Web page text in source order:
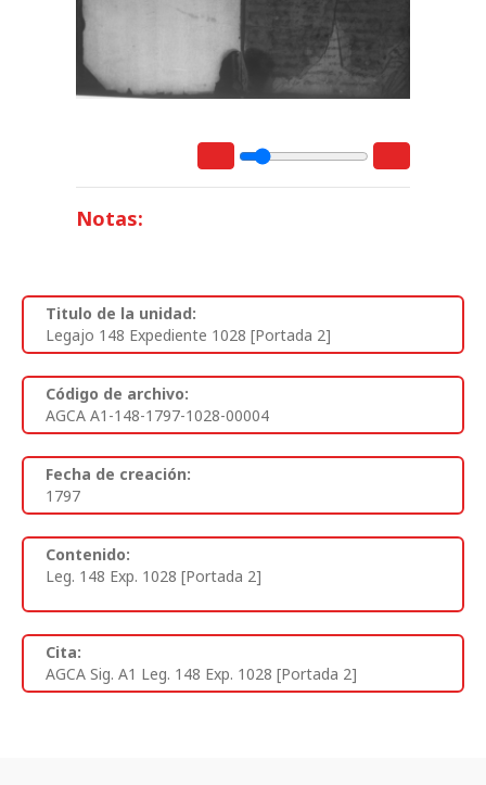
Notas:
Titulo de la unidad:
Legajo 148 Expediente 1028 [Portada 2]
Código de archivo:
AGCA A1-148-1797-1028-00004
Fecha de creación:
1797
Contenido:
Leg. 148 Exp. 1028 [Portada 2]
Cita:
AGCA Sig. A1 Leg. 148 Exp. 1028 [Portada 2]